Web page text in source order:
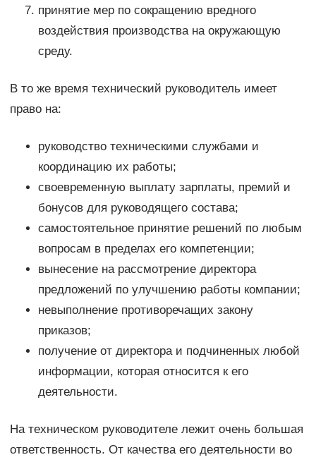
принятие мер по сокращению вредного
воздействия производства на окружающую
среду.
В то же время технический руководитель имеет
право на:
руководство техническими службами и
координацию их работы;
своевременную выплату зарплаты, премий и
бонусов для руководящего состава;
самостоятельное принятие решений по любым
вопросам в пределах его компетенции;
вынесение на рассмотрение директора
предложений по улучшению работы компании;
невыполнение противоречащих закону
приказов;
получение от директора и подчиненных любой
информации, которая относится к его
деятельности.
На техническом руководителе лежит очень большая
ответственность. От качества его деятельности во